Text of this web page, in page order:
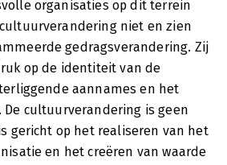
organisaties op dit terrein
niet en zien
gedragsverandering. Zij
op de identiteit van de
aannames en het
De cultuurverandering is geen
gericht op het realiseren van het
en het creëren van waarde